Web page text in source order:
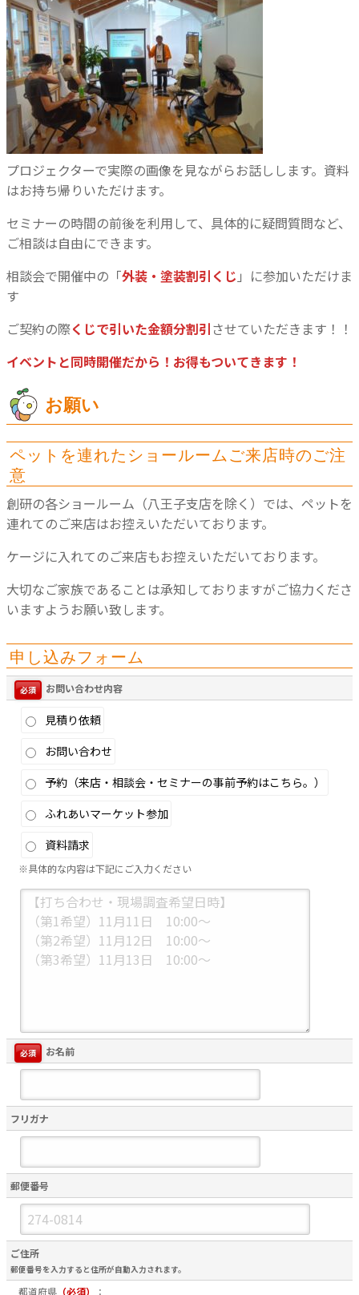
プロジェクターで実際の画像を見ながらお話しします。資料
はお持ち帰りいただけます。
セミナーの時間の前後を利用して、具体的に疑問質問など、
ご相談は自由にできます。
相談会で開催中の「外装・塗装割引くじ 」に参加いただけま
す
ご契約の際くじで引いた金額分割引させていただきます！！
イベントと同時開催だから！お得もついてきます！
お願い
ペットを連れたショールームご来店時のご注
意
創研の各ショールーム（八王子支店を除く）では、ペットを
連れてのご来店はお控えいただいております。
ケージに入れてのご来店もお控えいただいております。
大切なご家族であることは承知しておりますがご協力くださ
いますようお願い致します。
申し込みフォーム
お問い合わせ内容
必須
見積り依頼
お問い合わせ
予約（来店・相談会・セミナーの事前予約はこちら。）
ふれあいマーケット参加
資料請求
※具体的な内容は下記にご入力ください
お名前
必須
フリガナ
郵便番号
ご住所
郵便番号を入力すると住所が自動入力されます。
都道府県 （必須） ：